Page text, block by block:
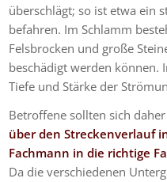
überschlägt; so ist etwa ein
befahren. Im Schlamm
Felsbrocken und große
beschädigt werden können.
Tiefe und Stärke der
Betroffene sollten sich
über den Streckenverlauf
Fachmann in die richtige
Da die verschiedenen